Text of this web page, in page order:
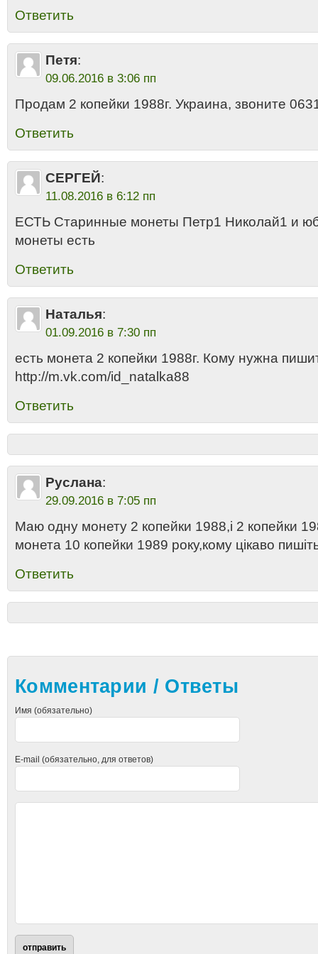
Ответить
Петя:
09.06.2016 в 3:06 пп
Продам 2 копейки 1988г. Украина, звоните
Ответить
СЕРГЕЙ:
11.08.2016 в 6:12 пп
ЕСТЬ Старинные монеты Петр1 Николай1 и
монеты есть
Ответить
Наталья:
01.09.2016 в 7:30 пп
есть монета 2 копейки 1988г. Кому нужна
http://m.vk.com/id_natalka88
Ответить
Руслана:
29.09.2016 в 7:05 пп
Маю одну монету 2 копейки 1988,і 2 копейки
монета 10 копейки 1989 року,кому цікаво
Ответить
Комментарии / Ответы
Имя (обязательно)
E-mail (обязательно, для ответов)